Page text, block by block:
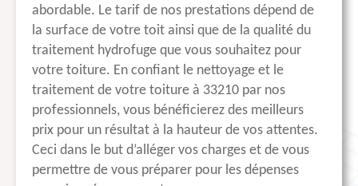
abordable. Le tarif de nos prestations dépend de
la surface de votre toit ainsi que de la qualité du
traitement hydrofuge que vous souhaitez pour
votre toiture. En confiant le nettoyage et le
traitement de votre toiture à 33210 par nos
professionnels, vous bénéficierez des meilleurs
prix pour un résultat à la hauteur de vos attentes.
Ceci dans le but d’alléger vos charges et de vous
permettre de vous préparer pour les dépenses